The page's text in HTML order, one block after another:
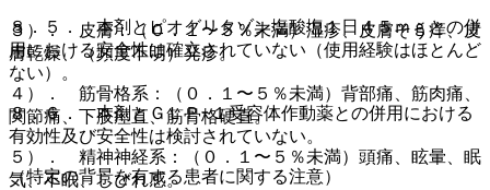
８．５． 本剤とピオグリタゾン塩酸塩１日４５ｍｇとの併
用における安全性は確立されていない（使用経験はほとんど
ない）。
８．６． 本剤とＧＬＰ−１受容体作動薬との併用における
有効性及び安全性は検討されていない。
（特定の背景を有する患者に関する注意）
３）． 皮膚：（０．１〜５％未満）湿疹、皮膚そう痒、皮
膚乾燥、（頻度不明）発疹。
４）． 筋骨格系：（０．１〜５％未満）背部痛、筋肉痛、
関節痛、下肢痙直、筋骨格硬直。
５）． 精神神経系：（０．１〜５％未満）頭痛、眩暈、眠
気、不眠、しびれ感。